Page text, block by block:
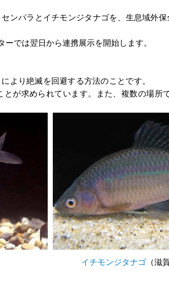
ンパラとイチモンジタナゴを、生息域外保
では翌日から連携展示を開始します。
より絶滅を回避する方法のことです。
が求められています。また、複数の場所
イチモンジタナゴ （滋